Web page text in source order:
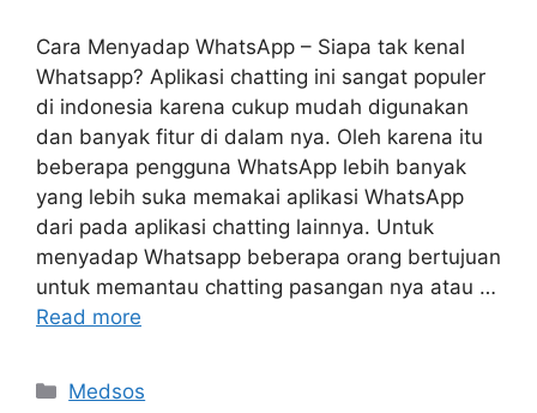
Cara Menyadap WhatsApp – Siapa tak kenal
Whatsapp? Aplikasi chatting ini sangat populer
di indonesia karena cukup mudah digunakan
dan banyak fitur di dalam nya. Oleh karena itu
beberapa pengguna WhatsApp lebih banyak
yang lebih suka memakai aplikasi WhatsApp
dari pada aplikasi chatting lainnya. Untuk
menyadap Whatsapp beberapa orang bertujuan
untuk memantau chatting pasangan nya atau …
Read more
Kategori
Medsos